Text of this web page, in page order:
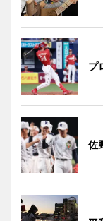
プ
佐